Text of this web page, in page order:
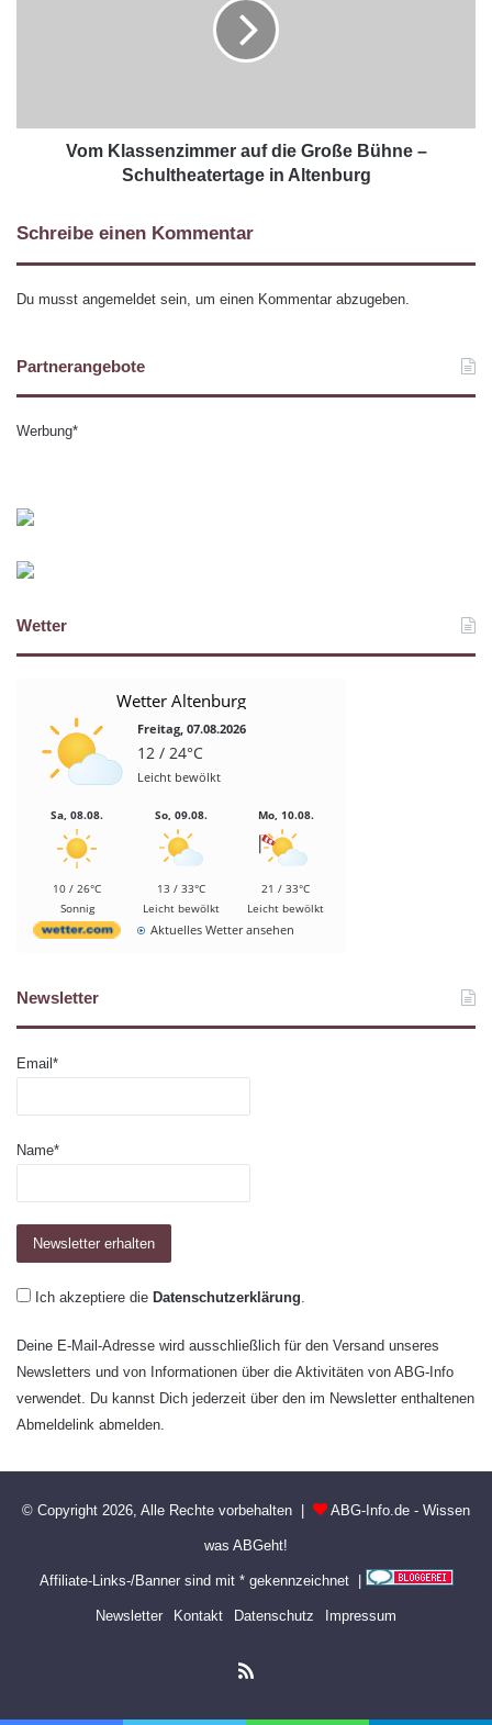
Vom Klassenzimmer auf die Große Bühne –
Schultheatertage in Altenburg
Schreibe einen Kommentar
Du musst angemeldet sein, um einen Kommentar abzugeben.
Partnerangebote
Werbung*
Wetter
Wetter Altenburg
Freitag, 07.08.2026
12 / 24°C
Leicht bewölkt
Sa, 08.08.
10 / 26°C
Sonnig
So, 09.08.
13 / 33°C
Leicht bewölkt
Mo, 10.08.
21 / 33°C
Leicht bewölkt
Aktuelles Wetter ansehen
Newsletter
Email*
Name*
Ich akzeptiere die Datenschutzerklärung
Deine E-Mail-Adresse wird ausschließlich für den Versand unseres
Newsletters und von Informationen über die Aktivitäten von ABG-Info
verwendet. Du kannst Dich jederzeit über den im Newsletter enthaltenen
Abmeldelink abmelden.
© Copyright 2026, Alle Rechte vorbehalten | ABG-Info.de - Wissen
was ABGeht!
Affiliate-Links-/Banner sind mit * gekennzeichnet |
Newsletter Kontakt Datenschutz Impressum